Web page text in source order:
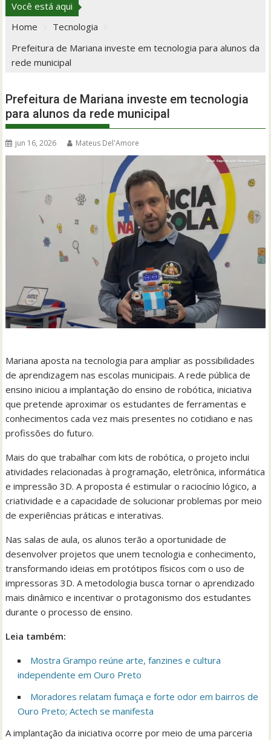
Você está aqui
Home
Tecnologia
Prefeitura de Mariana investe em tecnologia para alunos da
rede municipal
Prefeitura de Mariana investe em tecnologia
para alunos da rede municipal
jun 16, 2026 Mateus Del'Amore
Mariana aposta na tecnologia para ampliar as possibilidades
de aprendizagem nas escolas municipais. A rede pública de
ensino iniciou a implantação do ensino de robótica, iniciativa
que pretende aproximar os estudantes de ferramentas e
conhecimentos cada vez mais presentes no cotidiano e nas
profissões do futuro.
Mais do que trabalhar com kits de robótica, o projeto inclui
atividades relacionadas à programação, eletrônica, informática
e impressão 3D. A proposta é estimular o raciocínio lógico, a
criatividade e a capacidade de solucionar problemas por meio
de experiências práticas e interativas.
Nas salas de aula, os alunos terão a oportunidade de
desenvolver projetos que unem tecnologia e conhecimento,
transformando ideias em protótipos físicos com o uso de
impressoras 3D. A metodologia busca tornar o aprendizado
mais dinâmico e incentivar o protagonismo dos estudantes
durante o processo de ensino.
Leia também:
Mostra Grampo reúne arte, fanzines e cultura
independente em Ouro Preto
Moradores relatam fumaça e forte odor em bairros de
Ouro Preto; Actech se manifesta
A implantação da iniciativa ocorre por meio de uma parceria